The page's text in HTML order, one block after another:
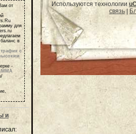
от
для
в
с
-
и
Используются технологии
связь